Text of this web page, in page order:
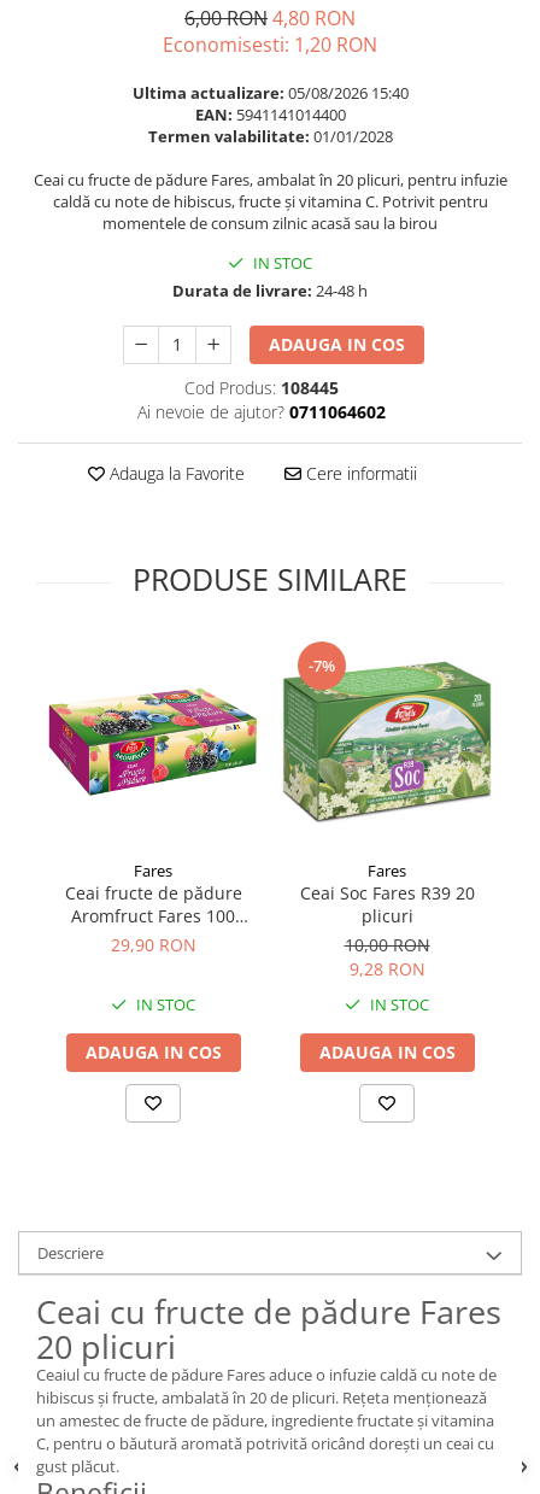
Probiotice si prebiotice
Sanatate urinara
Sistemul respirator
Slabire si control greutate
Somn stres si anxietate
Supliment Calciu
Supliment Magneziu
Supliment Vitamina B
Supliment Vitamina E
Tuse gat si respiratie
Vitamine si minerale
Balsam masca si tratament
Produse cu SPF Pentru Fata
6,00 RON4,80 RON
Economisesti: 1,20 RON
Ultima actualizare: 05/08/2026 15:40
EAN: 5941141014400
Termen valabilitate: 01/01/2028
Ceai cu fructe de pădure Fares, ambalat în 20 plicuri, pentru infuzie
caldă cu note de hibiscus, fructe și vitamina C. Potrivit pentru
momentele de consum zilnic acasă sau la birou
IN STOC
Durata de livrare: 24-48 h
ADAUGA IN COS
Cod Produs: 108445
Ai nevoie de ajutor? 0711064602
Adauga la Favorite Cere informatii
PRODUSE SIMILARE
Fares
Ceai fructe de pădure
Aromfruct Fares 100
plicuri
29,90 RON
IN STOC
ADAUGA IN COS
-7%
Fares
Ceai Soc Fares R39 20
plicuri
10,00 RON
9,28 RON
IN STOC
ADAUGA IN COS
Descriere
Ceai cu fructe de pădure Fares
20 plicuri
Ceaiul cu fructe de pădure Fares aduce o infuzie caldă cu note de
hibiscus și fructe, ambalată în 20 de plicuri. Rețeta menționează
un amestec de fructe de pădure, ingrediente fructate și vitamina
C, pentru o băutură aromată potrivită oricând dorești un ceai cu
gust plăcut.